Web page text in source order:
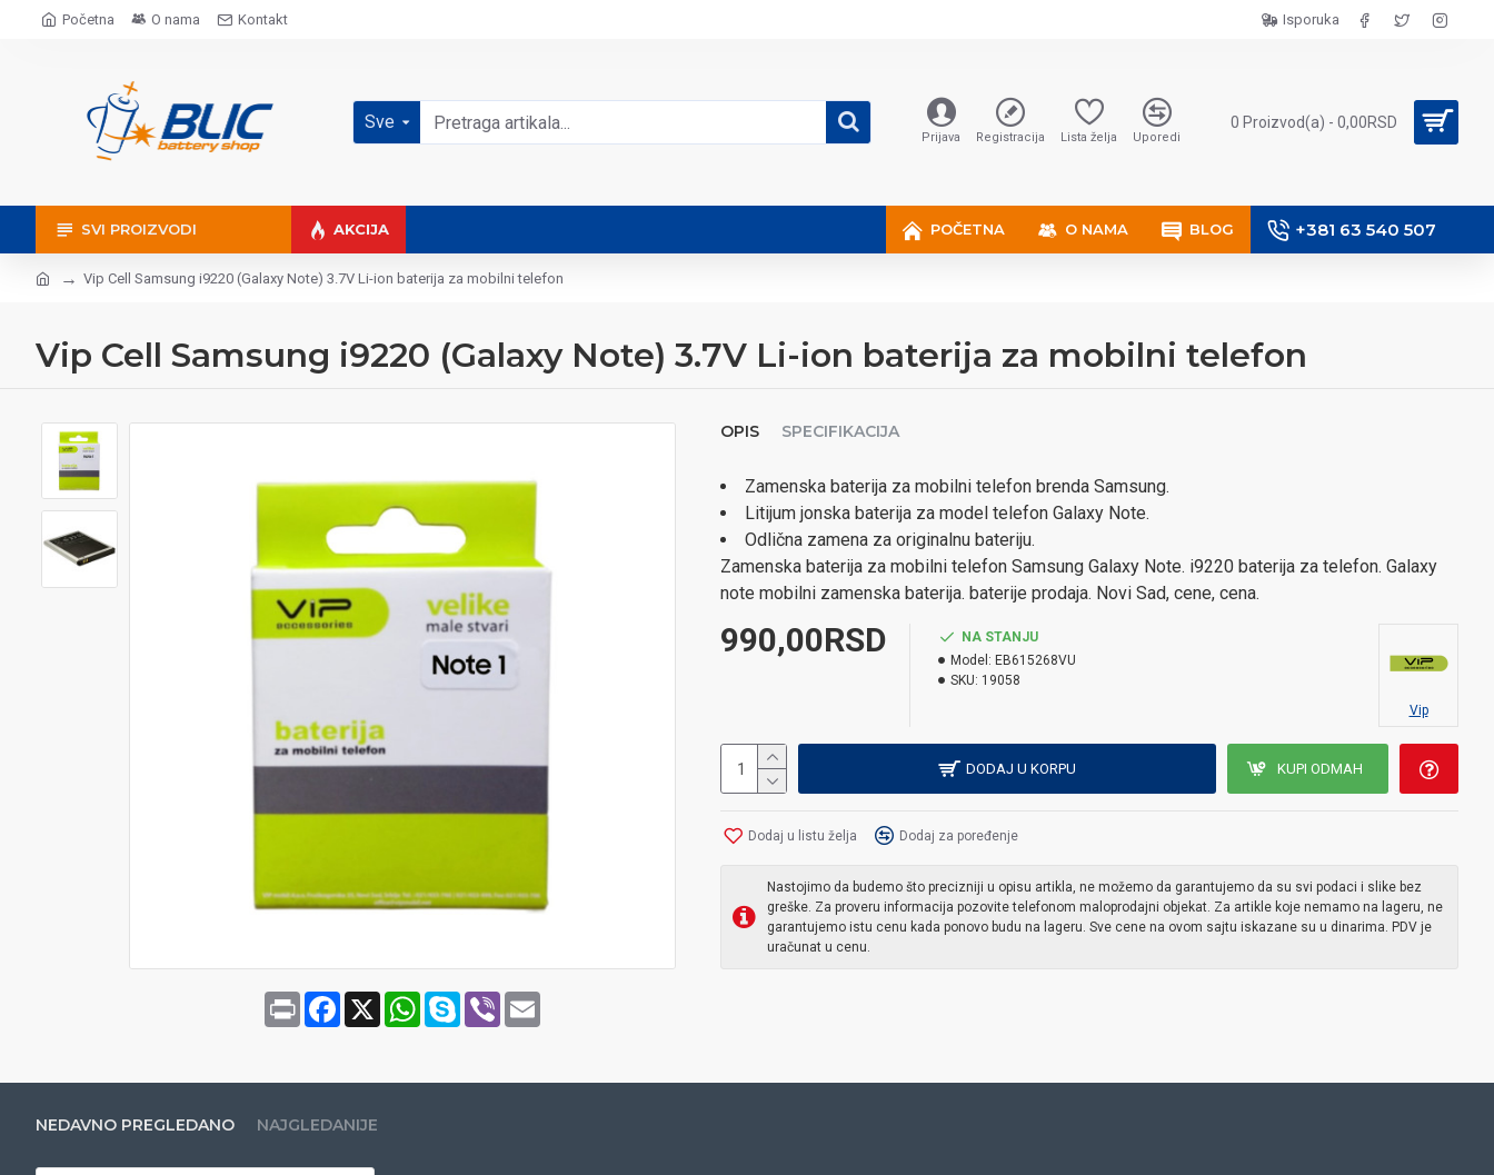
Početna O nama Kontakt Isporuka
Sve
Prijava Registracija Lista želja Uporedi
0 Proizvod(a) - 0,00RSD
SVI PROIZVODI AKCIJA POČETNA O NAMA BLOG +381 63 540 507
Vip Cell Samsung i9220 (Galaxy Note) 3.7V Li-ion baterija za mobilni telefon
Vip Cell Samsung i9220 (Galaxy Note) 3.7V Li-ion baterija za mobilni telefon
Print Facebook
X WhatsApp
SkypeViber
OPIS SPECIFIKACIJA
Zamenska baterija za mobilni telefon brenda Samsung.
Litijum jonska baterija za model telefon Galaxy Note.
Odlična zamena za originalnu bateriju.
Zamenska baterija za mobilni telefon Samsung Galaxy Note. i9220 baterija za telefon. Galaxy
note mobilni zamenska baterija. baterije prodaja. Novi Sad, cene, cena.
990,00RSD
NA STANJU
Model: EB615268VU
SKU: 19058
Vip
DODAJ U KORPU KUPI ODMAH
Dodaj u listu želja Dodaj za poređenje
Nastojimo da budemo što precizniji u opisu artikla, ne možemo da garantujemo da su svi podaci i slike bez
greške. Za proveru informacija pozovite telefonom maloprodajni objekat. Za artikle koje nemamo na lageru, ne
garantujemo istu cenu kada ponovo budu na lageru. Sve cene na ovom sajtu iskazane su u dinarima. PDV je
uračunat u cenu.
NEDAVNO PREGLEDANO NAJGLEDANIJE